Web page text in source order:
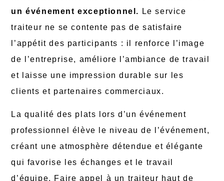
un événement exceptionnel.
Le service
traiteur ne se contente pas de satisfaire
l’appétit des participants : il renforce l’image
de l’entreprise, améliore l’ambiance de travail
et laisse une impression durable sur les
clients et partenaires commerciaux.
La qualité des plats lors d’un événement
professionnel élève le niveau de l’événement,
créant une atmosphère détendue et élégante
qui favorise les échanges et le travail
d’équipe. Faire appel à un traiteur haut de